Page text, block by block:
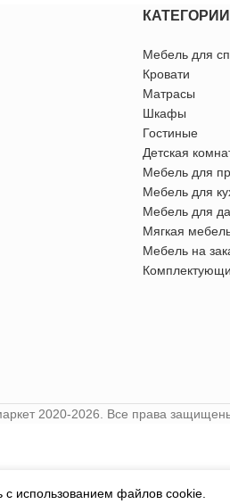
Мебель для
Кровати
Матрасы
Шкафы
Гостиные
Детская
Мебель для
Мебель для
Мебель для
Мягкая
Мебель на
2020-2026. Все права
использованием файлов cookie.